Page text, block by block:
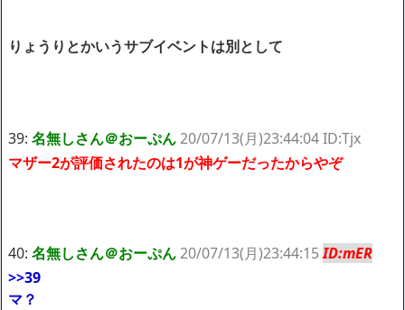
りょうりとかいうサブイベントは別として
39: 名無しさん＠おーぷん20/07/13(月)23:44:04 ID:Tjx
マザー2が評価されたのは1が神ゲーだったからやぞ
40: 名無しさん＠おーぷん20/07/13(月)23:44:15ID:mER
>>39
マ？